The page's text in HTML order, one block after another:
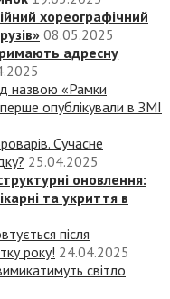
хореографічний
08.05.2025
адресну
назвою «‎Рамки
опублікували в ЗМІ
Сучасне
25.04.2025
оновлення:
та укриття в
після
року! 24.04.2025
світло